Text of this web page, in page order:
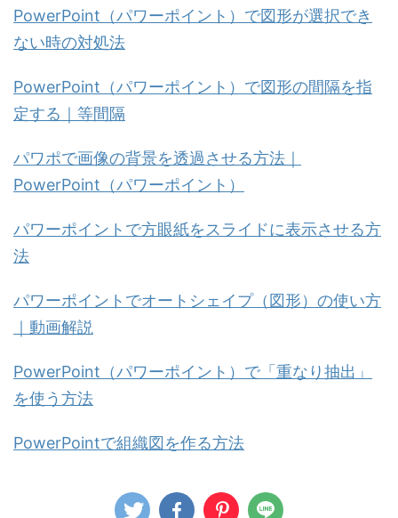
PowerPoint（パワーポイント）で図形が選択でき
ない時の対処法
PowerPoint（パワーポイント）で図形の間隔を指
定する｜等間隔
パワポで画像の背景を透過させる方法｜
PowerPoint（パワーポイント）
パワーポイントで方眼紙をスライドに表示させる方
法
パワーポイントでオートシェイプ（図形）の使い方
｜動画解説
PowerPoint（パワーポイント）で「重なり抽出」
を使う方法
PowerPointで組織図を作る方法